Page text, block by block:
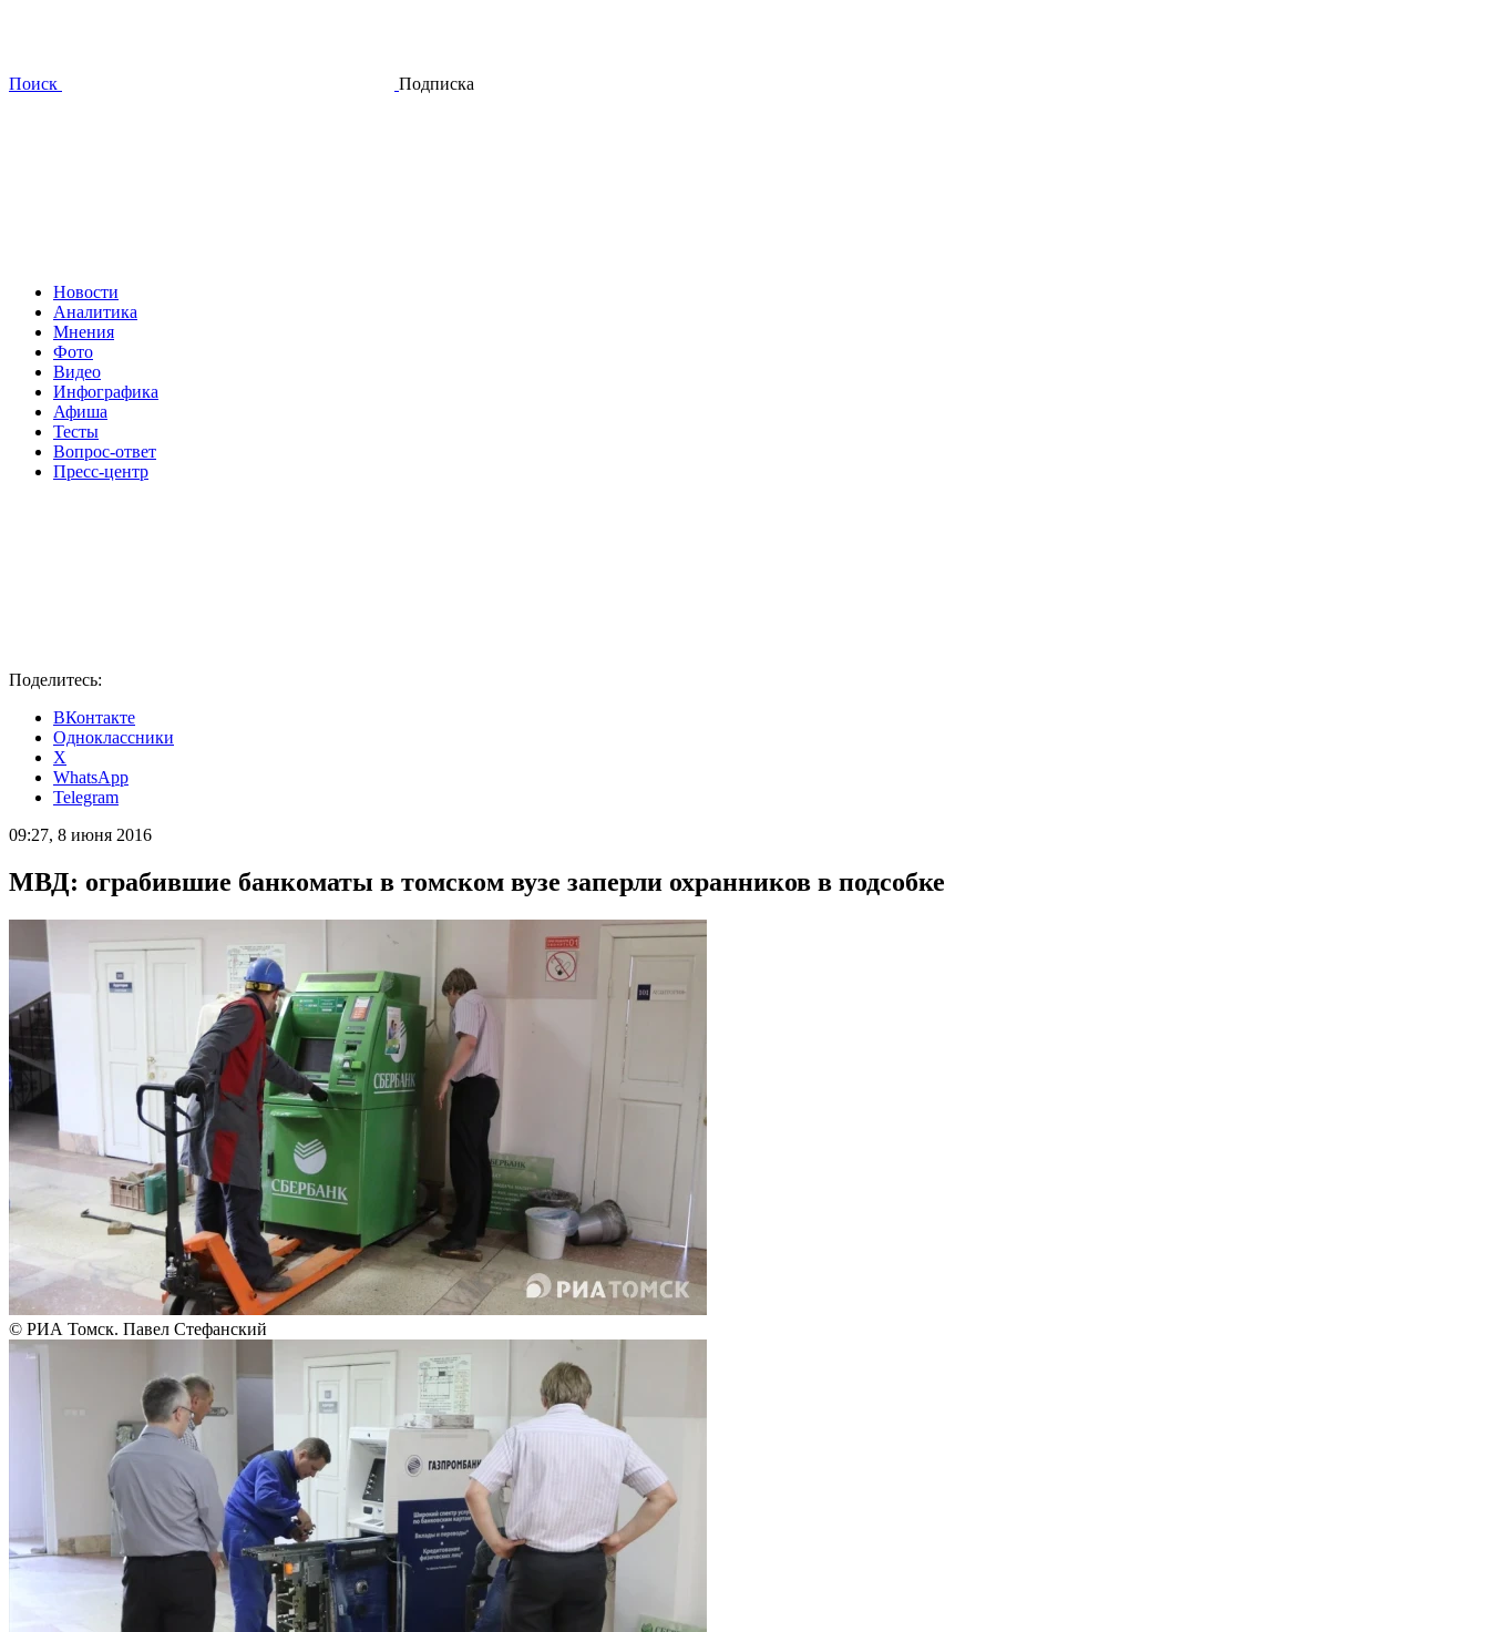
Поиск Подписка
Новости
Аналитика
Мнения
Фото
Видео
Инфографика
Афиша
Тесты
Вопрос-ответ
Пресс-центр
Поделитесь:
ВКонтакте
Одноклассники
X
WhatsApp
Telegram
09:27, 8 июня 2016
МВД: ограбившие банкоматы в томском вузе заперли охранников в подсобке
© РИА Томск. Павел Стефанский